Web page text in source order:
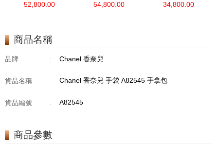
52,800.00 54,800.00 34,800.00
商品名稱
品牌 : Chanel 香奈兒
貨品名稱 : Chanel 香奈兒 手袋 A82545 手拿包
貨品編號 : A82545
商品參數